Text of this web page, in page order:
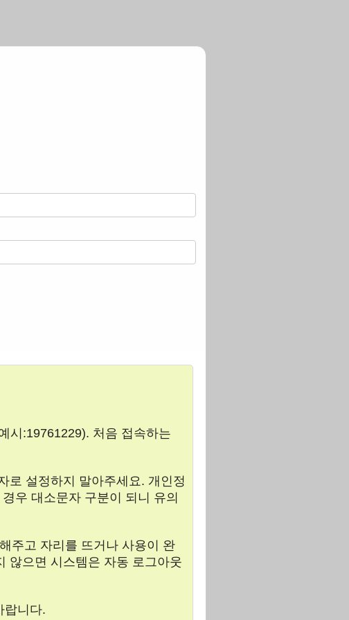
시:19761229). 처음 접속하는
로 설정하지 말아주세요. 개인정
우 대소문자 구분이 되니 유의
주고 자리를 뜨거나 사용이 완
않으면 시스템은 자동 로그아웃
랍니다.